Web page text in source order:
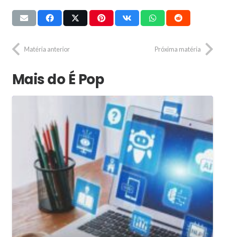
Matéria anterior Próxima matéria
Mais do É Pop